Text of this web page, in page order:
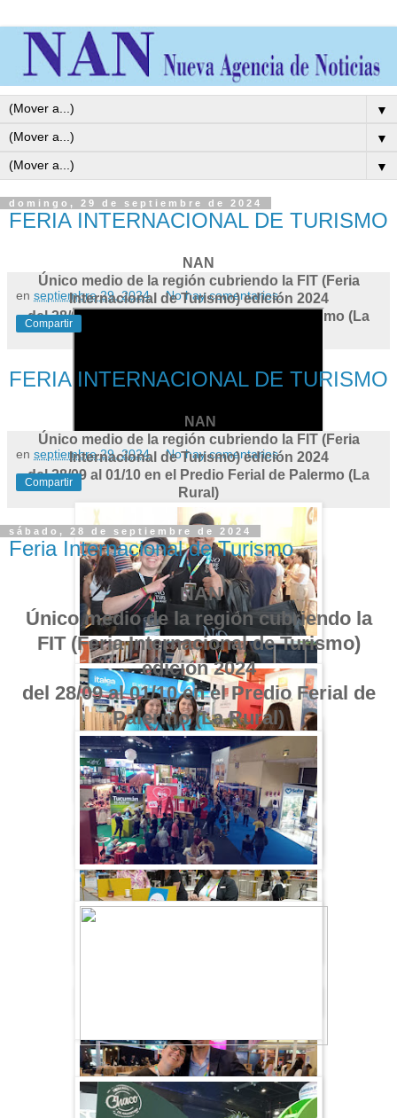
▼
▼
▼
domingo, 29 de septiembre de 2024
FERIA INTERNACIONAL DE TURISMO
NAN
Único medio de la región cubriendo la FIT (Feria
Internacional de Turismo) edición 2024
del 28/09 al 01/10 en el Predio Ferial de Palermo (La
en septiembre 29, 2024 No hay comentarios:
Compartir
FERIA INTERNACIONAL DE TURISMO
NAN
Único medio de la región cubriendo la FIT (Feria
Internacional de Turismo) edición 2024
del 28/09 al 01/10 en el Predio Ferial de Palermo (La
Rural)
en septiembre 29, 2024 No hay comentarios:
Compartir
sábado, 28 de septiembre de 2024
Feria Internacional de Turismo
NAN
Único medio de la región cubriendo la
FIT (Feria Internacional de Turismo)
edición 2024
del 28/09 al 01/10 en el Predio Ferial de
Palermo (La Rural)